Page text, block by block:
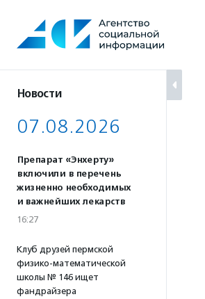
содержанию
Новости
07.08.2026
Препарат «Энхерту»
включили в перечень
жизненно необходимых
и важнейших лекарств
16:27
Клуб друзей пермской
физико-математической
школы № 146 ищет
фандрайзера